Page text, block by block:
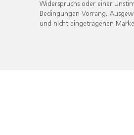
Widerspruchs oder einer
Bedingungen Vorrang.
und nicht eingetragenen